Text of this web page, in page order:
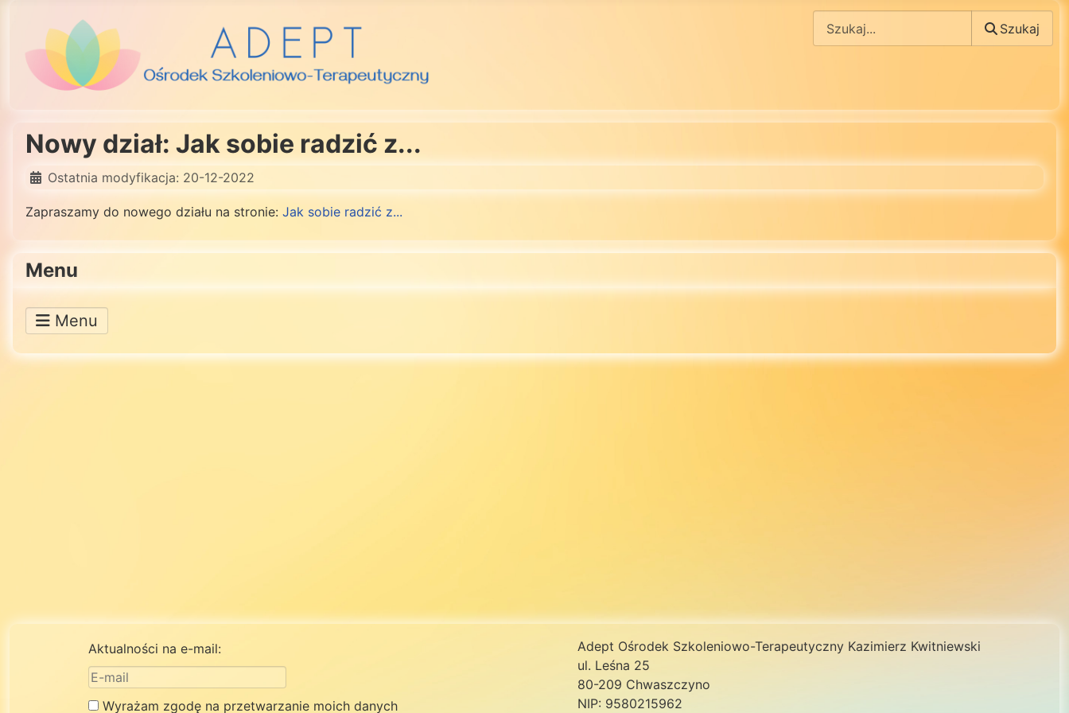
Szukaj
Menu
Nowy dział: Jak sobie radzić z...
Ostatnia modyfikacja: 20-12-2022
Zapraszamy do nowego działu na stronie: Jak sobie radzić z...
Aktualności na e-mail:
Wyrażam zgodę na przetwarzanie moich danych
Adept Ośrodek Szkoleniowo-Terapeutyczny Kazimierz Kwitniewski
ul. Leśna 25
80-209 Chwaszczyno
NIP: 9580215962